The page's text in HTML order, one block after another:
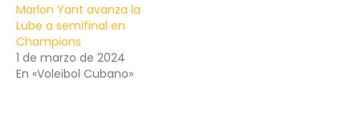
Marlon Yant avanza la
Lube a semifinal en
Champions
1 de marzo de 2024
En «Voleibol Cubano»